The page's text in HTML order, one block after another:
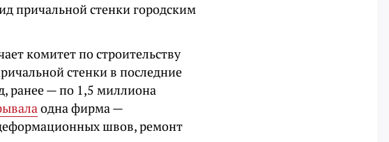
причальной стенки городским
комитет по строительству
стенки в последние
ранее — по 1,5 миллиона
одна фирма —
швов, ремонт